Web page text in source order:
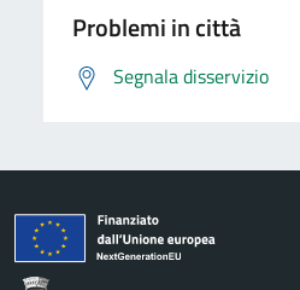
Problemi in città
Segnala disservizio